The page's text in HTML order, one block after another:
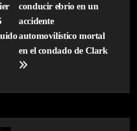
conducir ebrio en un
accidente
automovilístico mortal
en el condado de Clark